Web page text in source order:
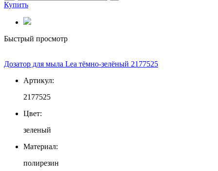
Купить
Быстрый просмотр
Дозатор для мыла Lea тёмно-зелёный 2177525
Артикул:
2177525
Цвет:
зеленый
Материал:
полирезин